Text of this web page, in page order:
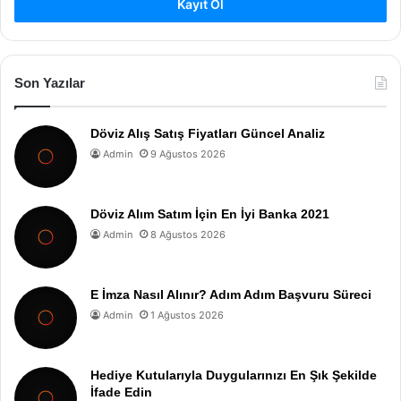
Kayıt Ol
Son Yazılar
Döviz Alış Satış Fiyatları Güncel Analiz
Admin 9 Ağustos 2026
Döviz Alım Satım İçin En İyi Banka 2021
Admin 8 Ağustos 2026
E İmza Nasıl Alınır? Adım Adım Başvuru Süreci
Admin 1 Ağustos 2026
Hediye Kutularıyla Duygularınızı En Şık Şekilde
İfade Edin